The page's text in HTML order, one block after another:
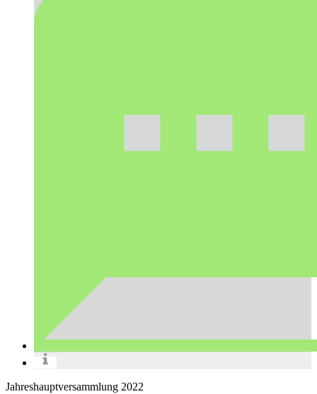
Jahreshauptversammlung 2022